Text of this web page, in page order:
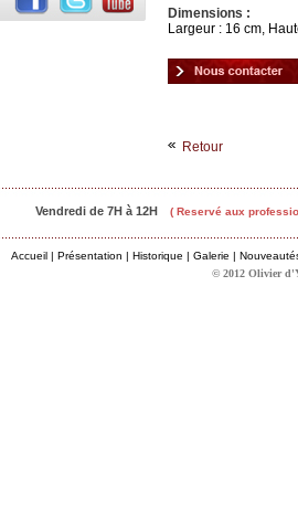
Dimensions :
Largeur : 16 cm,
Retour
Vendredi de 7H à 12H ( Reservé aux
Accueil | Présentation | Historique | Galerie |
© 2012 Olivier